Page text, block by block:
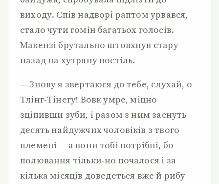
виходу. Спів надворі раптом урвався,
стало чути гомін багатьох голосів.
Макензі брутально штовхнув стару
назад на хутряну постіль.
— Знову я звертаюся до тебе, слухай, о
Тлінг-Тінегу! Вовк умре, міцно
зціпивши зуби, і разом з ним заснуть
десять найдужчих чоловіків з твого
племені — а вони тобі потрібні, бо
полювання тільки-но почалося і за
кілька місяців доведеться вже й рибу